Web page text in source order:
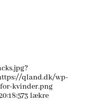
qland.dk/wp-
kvinder.png
3 lækre